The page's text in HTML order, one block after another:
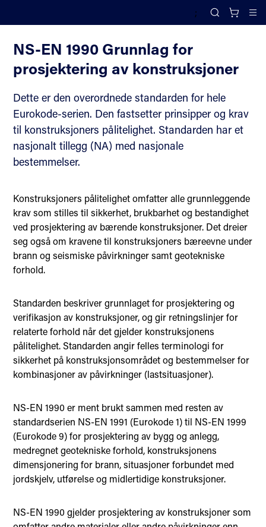
;
Search
NS-EN 1990 Grunnlag for
prosjektering av konstruksjoner
Dette er den overordnede standarden for hele
Eurokode-serien. Den fastsetter prinsipper og krav
til konstruksjoners pålitelighet. Standarden har et
nasjonalt tillegg (NA) med nasjonale
bestemmelser.
Konstruksjoners pålitelighet omfatter alle grunnleggende
krav som stilles til sikkerhet, brukbarhet og bestandighet
ved prosjektering av bærende konstruksjoner. Det dreier
seg også om kravene til konstruksjoners bæreevne under
brann og seismiske påvirkninger samt geotekniske
forhold.
Standarden beskriver grunnlaget for prosjektering og
verifikasjon av konstruksjoner, og gir retningslinjer for
relaterte forhold når det gjelder konstruksjonens
pålitelighet. Standarden angir felles terminologi for
sikkerhet på konstruksjonsområdet og bestemmelser for
kombinasjoner av påvirkninger (lastsituasjoner).
NS-EN 1990 er ment brukt sammen med resten av
standardserien NS-EN 1991 (Eurokode 1) til NS-EN 1999
(Eurokode 9) for prosjektering av bygg og anlegg,
medregnet geotekniske forhold, konstruksjonens
dimensjonering for brann, situasjoner forbundet med
jordskjelv, utførelse og midlertidige konstruksjoner.
NS-EN 1990 gjelder prosjektering av konstruksjoner som